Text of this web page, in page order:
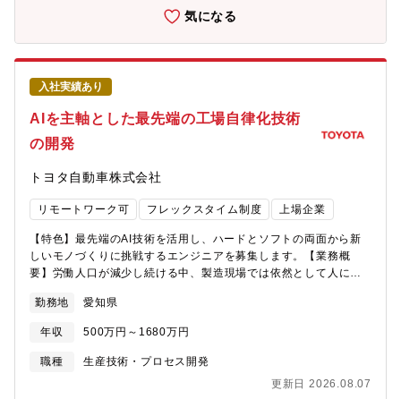
た企業です！・売上・利益ともに前年比1.5倍で急拡大2026年2月
前半の若手社員から50代社員まで年齢問わず幅広い層の社員が在
銀行出身者で構成され、スタートアップながらも堅実な経営を推
進して企業です！・製造業×AIをテーマにソフト（AI）からハード
（装置）まで一気通貫したビジネスを展開しております。
推進していただきます。【業務内容】・製造業向けロボットAIシ
ステムの設計・開発・AIを活用した画像認識・物体検出・姿勢推
定アルゴリズムの開発・カメラ・Depth Camera等を活用した認
識システムの開発・AIによる把持位置推定アルゴリズムの開発・
ロボットハンド・ロボットアームを活用した自動化システムの開
発・ロボットビジョンシステムの設計・開発・ロボット・自動化
設備・FA設備へのAI実装・学習データの収集・アノテーション設
計・データセット構築・AIモデルの学習・評価・改善・運用・エ
ッジデバイス上でのAI実装および最適化・PoCから製品化・現場
査・検証およびプロダクトへの適用【本ポジションの魅力】■最先
端の「フィジカルAI」領域で技術開発に挑戦できる単なるAIモデ
ル開発に留まらず、画像認識AIとロボット制御を融合した次世代
「現場で価値を生むシステム」へ落とし込める画像認識モデルの
開発、データ収集・学習、ロボット制御、FA設備への組み込み現
場導入・改善まで一気通貫で携われます。「AIの精度を上げる」
だけではなく、実際の製造現場でロボットが動き、人手作業を自
達成感を得られる環境です。【同社について】・2020年設立のス
す！・売上・利益ともに前年比1.5倍で急拡大2026年2月期は過去
最高益。今期も売上47%増を見込む超高成長企業圧倒的なスピー
気になる
入社実績あり
AIを主軸とした最先端の工場自律化技術
の開発
トヨタ自動車株式会社
リモートワーク可 フレックスタイム制度 上場企業
【特色】最先端のAI技術を活用し、ハードとソフトの両面から新
しいモノづくりに挑戦するエンジニアを募集します。【業務概
要】労働人口が減少し続ける中、製造現場では依然として人に頼
た製造工程の自動化を推進し、これをグローバルに展開すること
で、社会課題となっている労働人口問題の解決に貢献したいと考
えています。【業務紹介】・生成AIを用いたロボット制御システ
ムの開発・生成AIを用いたIoTや工程制御して無の開発・工程デー
役割：メンバー・チームリーダー【職場イメージ】2021年10月に
勤務地 愛知県
年収 500万円～1680万円
職種
生産技術・プロセス開発
更新日 2026.08.07